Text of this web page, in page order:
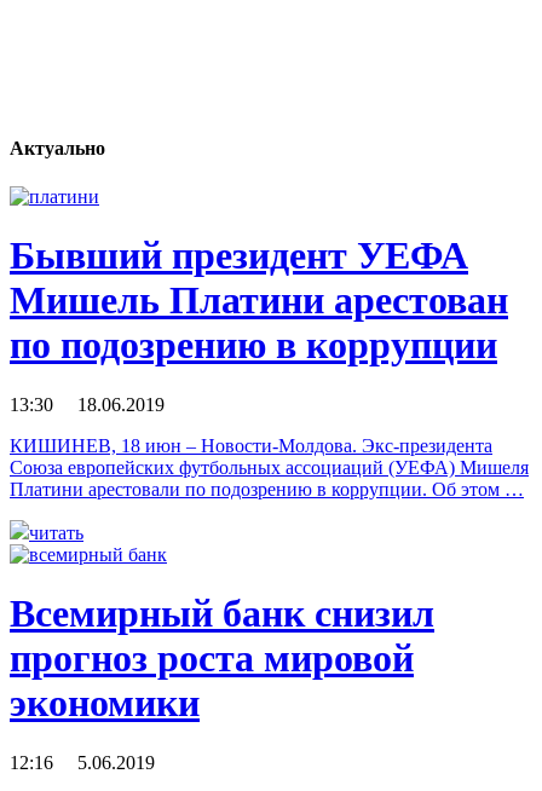
Актуально
Бывший президент УЕФА
Мишель Платини арестован
по подозрению в коррупции
13:30 18.06.2019
КИШИНЕВ, 18 июн – Новости-Молдова. Экс-президента
Союза европейских футбольных ассоциаций (УЕФА) Мишеля
Платини арестовали по подозрению в коррупции. Об этом …
читать
Всемирный банк снизил
прогноз роста мировой
экономики
12:16 5.06.2019